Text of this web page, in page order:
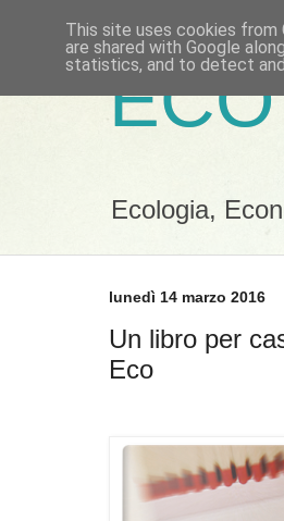
Ecologia,
lunedì 14 marzo 2016
Un libro per
Eco
This site uses cookies from
are shared with Google
statistics, and to detect